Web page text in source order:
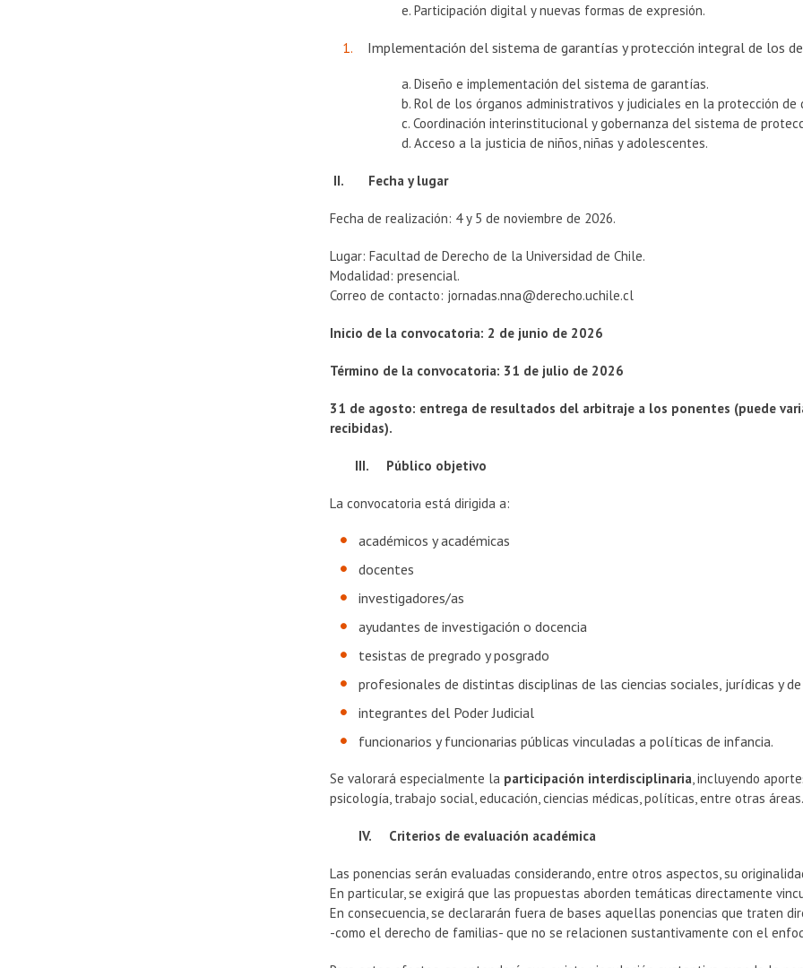
e. Participación digital y nuevas formas de expresión.
Implementación del sistema de garantías y protección integral de los
a. Diseño e implementación del sistema de garantías.
b. Rol de los órganos administrativos y judiciales en la protección de
c. Coordinación interinstitucional y gobernanza del sistema de
d. Acceso a la justicia de niños, niñas y adolescentes.
II. Fecha y lugar
Fecha de realización: 4 y 5 de noviembre de 2026.
Lugar: Facultad de Derecho de la Universidad de Chile.
Modalidad: presencial.
Correo de contacto: jornadas.nna@derecho.uchile.cl
Inicio de la convocatoria: 2 de junio de 2026
Término de la convocatoria: 31 de julio de 2026
31 de agosto: entrega de resultados del arbitraje a los ponentes (puede
recibidas).
III. Público objetivo
La convocatoria está dirigida a:
académicos y académicas
docentes
investigadores/as
ayudantes de investigación o docencia
tesistas de pregrado y posgrado
profesionales de distintas disciplinas de las ciencias sociales, jurídicas y
integrantes del Poder Judicial
funcionarios y funcionarias públicas vinculadas a políticas de infancia.
Se valorará especialmente la participación interdisciplinaria, incluyendo
psicología, trabajo social, educación, ciencias médicas, políticas, entre otras áreas.
IV. Criterios de evaluación académica
Las ponencias serán evaluadas considerando, entre otros aspectos, su
En particular, se exigirá que las propuestas aborden temáticas directamente
En consecuencia, se declararán fuera de bases aquellas ponencias que traten
-como el derecho de familias- que no se relacionen sustantivamente con el